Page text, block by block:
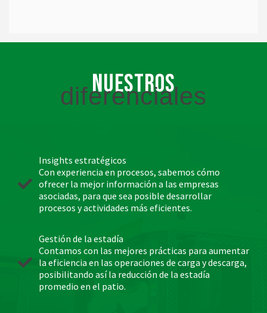
Nuestros
diferenciales
Insights estratégicos
Con experiencia en procesos, sabemos cómo
ofrecer la mejor información a las empresas
asociadas, para que sea posible desarrollar
procesos y actividades más eficientes.
Gestión de la estadía
Contamos con las mejores prácticas para aumentar
la eficiencia en las operaciones de carga y descarga,
posibilitando así la reducción de la estadía
promedio en el patio.